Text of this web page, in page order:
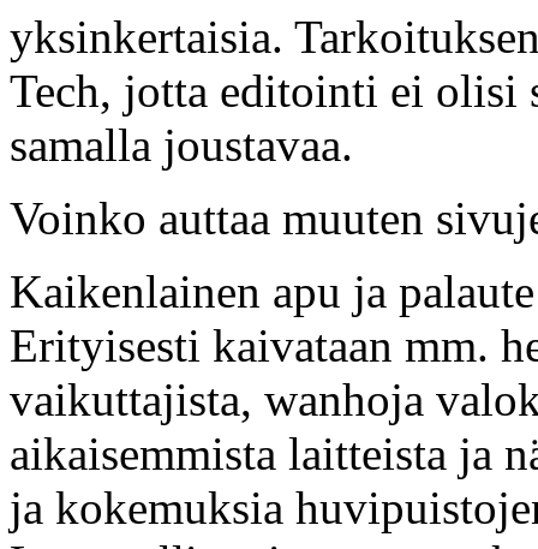
yksinkertaisia.
Tech, jotta editointi ei olisi
samalla joustavaa.
Voinko auttaa muuten
Kaikenlainen apu ja
Erityisesti kaivataan mm.
vaikuttajista, wanhoja
aikaisemmista laitteista ja
ja kokemuksia